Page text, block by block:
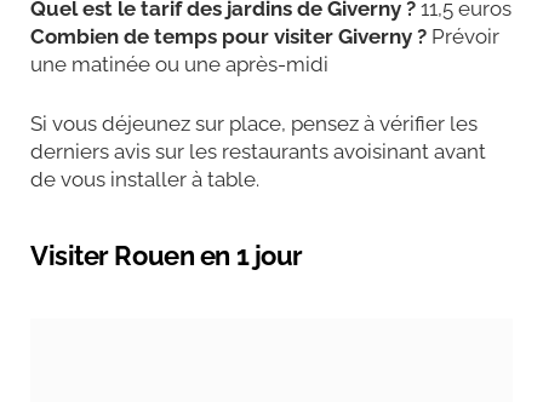
Quel est le tarif des jardins de Giverny ? 11,5 euros
Combien de temps pour visiter Giverny ? Prévoir
une matinée ou une après-midi
Si vous déjeunez sur place, pensez à vérifier les
derniers avis sur les restaurants avoisinant avant
de vous installer à table.
Visiter Rouen en 1 jour